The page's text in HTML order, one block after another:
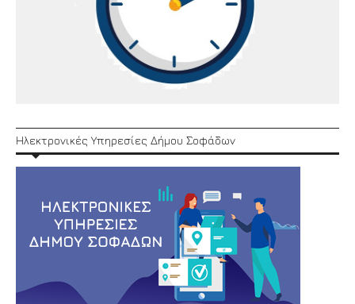
Ηλεκτρονικές Υπηρεσίες Δήμου Σοφάδων